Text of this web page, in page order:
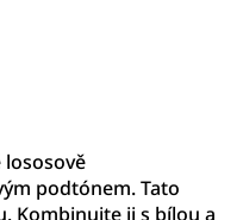
podtónem. Tato
Kombinujte ji s bílou a